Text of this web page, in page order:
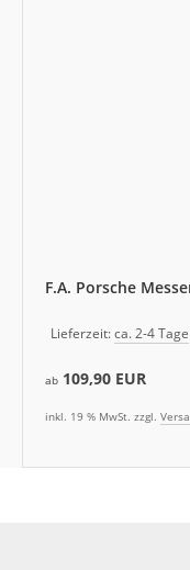
F.A. Porsche
Lieferzeit:ca. 2-4 Tage
ab 109,90 EUR
inkl. 19 % MwSt. zzgl.